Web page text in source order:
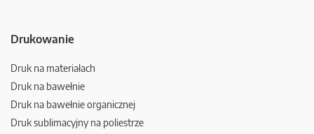
Drukowanie
Druk na materiałach
Druk na bawełnie
Druk na bawełnie organicznej
Druk sublimacyjny na poliestrze